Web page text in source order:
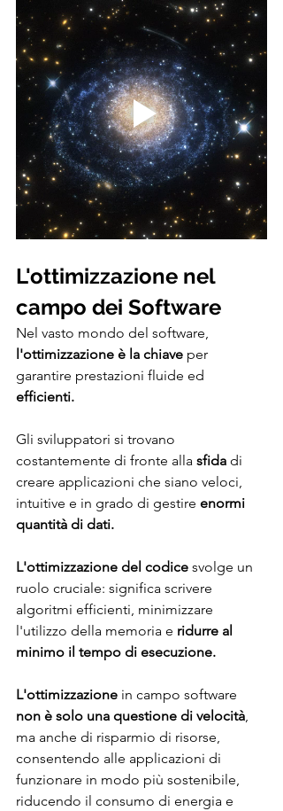
L'ottimizzazione nel
campo dei Software
Nel vasto mondo del software,
l'ottimizzazione è la chiave per
garantire prestazioni fluide ed
efficienti.
Gli sviluppatori si trovano
costantemente di fronte alla sfida di
creare applicazioni che siano veloci,
intuitive e in grado di gestire enormi
quantità di dati.
L'ottimizzazione del codice svolge un
ruolo cruciale: significa scrivere
algoritmi efficienti, minimizzare
l'utilizzo della memoria e ridurre al
minimo il tempo di esecuzione.
L'ottimizzazione in campo software
non è solo una questione di velocità
ma anche di risparmio di risorse,
consentendo alle applicazioni di
funzionare in modo più sostenibile,
riducendo il consumo di energia e